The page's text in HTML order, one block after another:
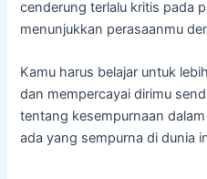
cenderung terlalu kritis pada
menunjukkan perasaanmu
Kamu harus belajar untuk
dan mempercayai dirimu
tentang kesempurnaan
ada yang sempurna di dunia